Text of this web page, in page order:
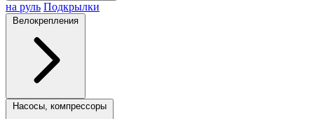
на руль Подкрылки
Велокрепления
Насосы, компрессоры